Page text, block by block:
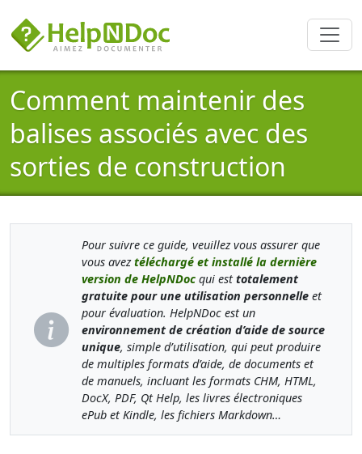
Comment maintenir des
balises associés avec des
sorties de construction
Pour suivre ce guide, veuillez vous assurer que
vous aveztéléchargé et installé la dernière
version de HelpNDocqui esttotalement
gratuite pour une utilisation personnelleet
pour évaluation. HelpNDoc est un
environnement de création d’aide de source
unique, simple d’utilisation, qui peut produire
de multiples formats d’aide, de documents et
de manuels, incluant les formats CHM, HTML,
DocX, PDF, Qt Help, les livres électroniques
ePub et Kindle, les fichiers Markdown…